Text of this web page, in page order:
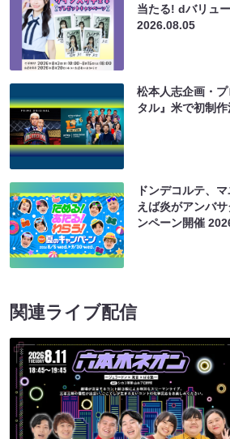
当たる! dバリュ
2026.08.05
松本人志企画・
タル』米で初制
ドンデコルテ、
えば炎がアンバ
ンペーン開催
関連ライブ配信